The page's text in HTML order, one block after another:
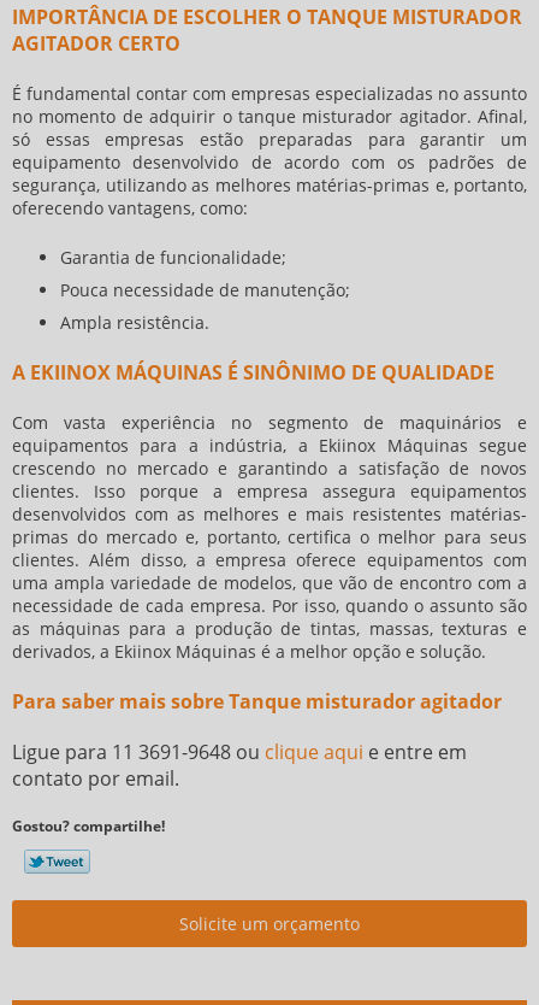
IMPORTÂNCIA DE ESCOLHER O TANQUE MISTURADOR
AGITADOR CERTO
É fundamental contar com empresas especializadas no assunto
no momento de adquirir o tanque misturador agitador. Afinal,
só essas empresas estão preparadas para garantir um
equipamento desenvolvido de acordo com os padrões de
segurança, utilizando as melhores matérias-primas e, portanto,
oferecendo vantagens, como:
Garantia de funcionalidade;
Pouca necessidade de manutenção;
Ampla resistência.
A EKIINOX MÁQUINAS É SINÔNIMO DE QUALIDADE
Com vasta experiência no segmento de maquinários e
equipamentos para a indústria, a Ekiinox Máquinas segue
crescendo no mercado e garantindo a satisfação de novos
clientes. Isso porque a empresa assegura equipamentos
desenvolvidos com as melhores e mais resistentes matérias-
primas do mercado e, portanto, certifica o melhor para seus
clientes. Além disso, a empresa oferece equipamentos com
uma ampla variedade de modelos, que vão de encontro com a
necessidade de cada empresa. Por isso, quando o assunto são
as máquinas para a produção de tintas, massas, texturas e
derivados, a Ekiinox Máquinas é a melhor opção e solução.
Para saber mais sobre Tanque misturador agitador
Ligue para 11 3691-9648 ou clique aqui e entre em
contato por email.
Gostou? compartilhe!
Solicite um orçamento